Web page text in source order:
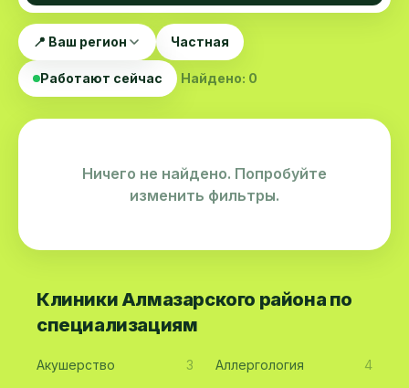
📍 Ваш регион Частная
Работают сейчас Найдено: 0
Ничего не найдено. Попробуйте
изменить фильтры.
Клиники Алмазарского района по
специализациям
Акушерство 3 Аллергология 4